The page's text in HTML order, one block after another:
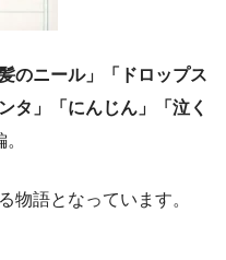
髪のニール」「ドロップス
タ」「にんじん」「泣く
物語となっています。